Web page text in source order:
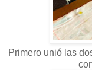
Primero unió las